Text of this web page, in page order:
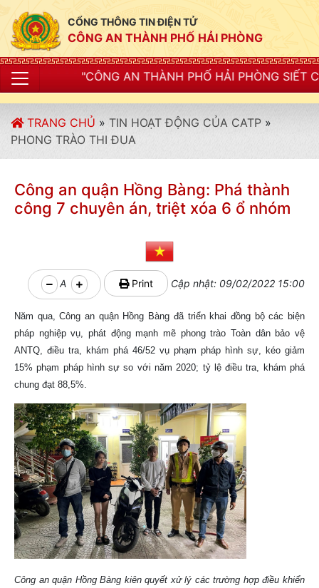
CỔNG THÔNG TIN ĐIỆN TỬ
CÔNG AN THÀNH PHỐ HẢI PHÒNG
AN THÀNH PHỐ HẢI PHÒNG SIẾT CHẶT KỶ LUẬT,
TRANG CHỦ » TIN HOẠT ĐỘNG CỦA CATP »
PHONG TRÀO THI ĐUA
Công an quận Hồng Bàng: Phá thành
công 7 chuyên án, triệt xóa 6 ổ nhóm
A Print Cập nhật: 09/02/2022 15:00
Năm qua, Công an quận Hồng Bàng đã triển khai đồng bộ các biện
pháp nghiệp vụ, phát động mạnh mẽ phong trào Toàn dân bảo vệ
ANTQ, điều tra, khám phá 46/52 vụ phạm pháp hình sự, kéo giảm
15% phạm pháp hình sự so với năm 2020; tỷ lệ điều tra, khám phá
chung đạt 88,5%.
Công an quận Hồng Bàng kiên quyết xử lý các trường hợp điều khiển